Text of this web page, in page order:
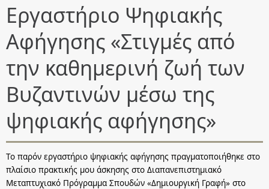
Εργαστήριο Ψηφιακής
Αφήγησης «Στιγμές από
την καθημερινή ζωή των
Βυζαντινών μέσω της
ψηφιακής αφήγησης»
Το παρόν εργαστήριο ψηφιακής αφήγησης πραγματοποιήθηκε στο
πλαίσιο πρακτικής μου άσκησης στο Διαπανεπιστημιακό
Μεταπτυχιακό Πρόγραμμα Σπουδών «Δημιουργική Γραφή» στο